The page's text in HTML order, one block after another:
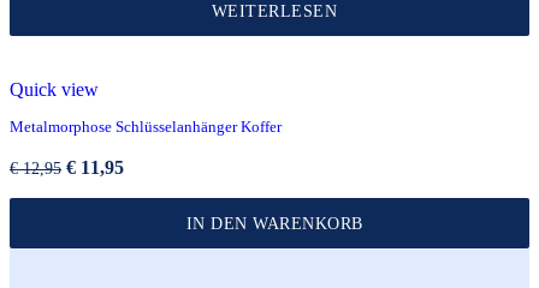
WEITERLESEN
Quick view
Metalmorphose Schlüsselanhänger Koffer
€12,95 Ursprünglicher
€ 11,95Aktueller
IN DEN WARENKORB